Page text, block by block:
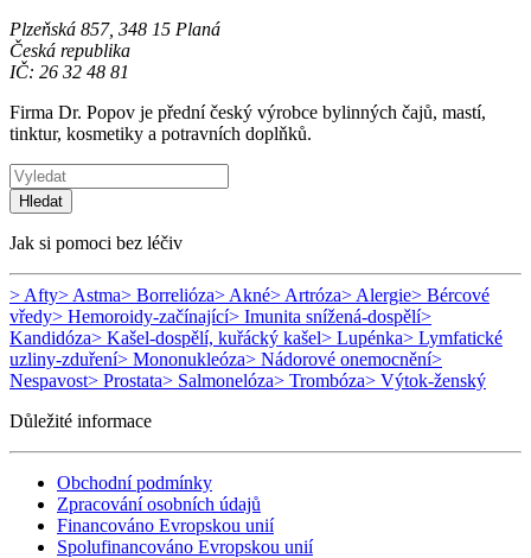
Plzeňská 857, 348 15 Planá
Česká republika
IČ: 26 32 48 81
Firma Dr. Popov je přední český výrobce bylinných čajů, mastí,
tinktur, kosmetiky a potravních doplňků.
Hledat
Jak si pomoci bez léčiv
> Afty> Astma> Borrelióza> Akné> Artróza> Alergie> Bércové
vředy> Hemoroidy-začínající> Imunita snížená-dospělí>
Kandidóza> Kašel-dospělí, kuřácký kašel> Lupénka> Lymfatické
uzliny-zduření> Mononukleóza> Nádorové onemocnění>
Nespavost> Prostata> Salmonelóza> Trombóza> Výtok-ženský
Důležité informace
Obchodní podmínky
Zpracování osobních údajů
Financováno Evropskou unií
Spolufinancováno Evropskou unií